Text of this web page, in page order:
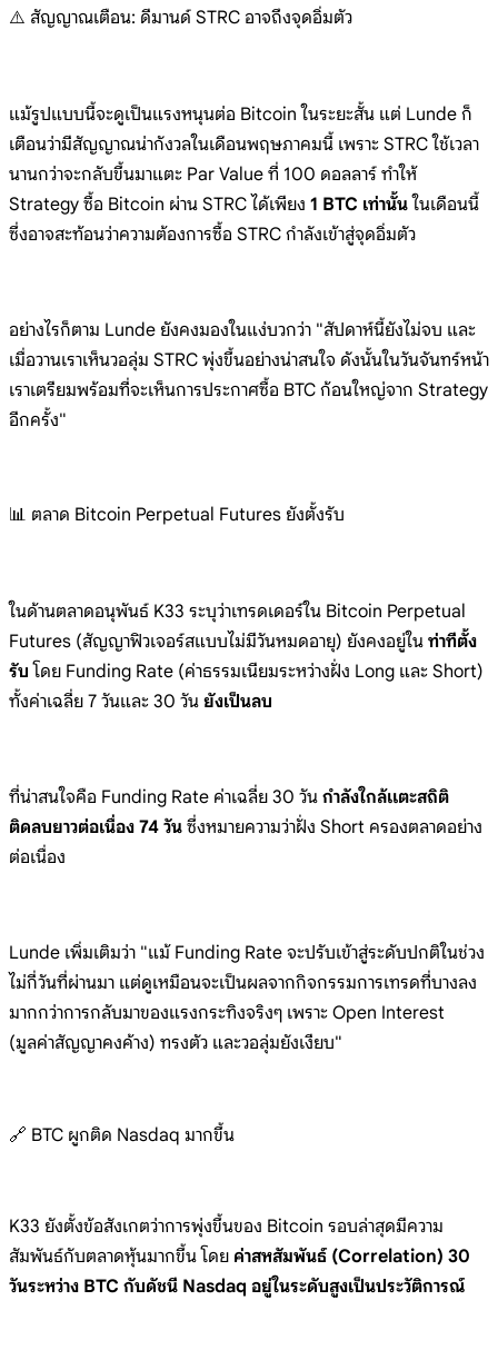
⚠️ สัญญาณเตือน: ดีมานด์ STRC อาจถึงจุดอิ่มตัว
แม้รูปแบบนี้จะดูเป็นแรงหนุนต่อ Bitcoin ในระยะสั้น แต่ Lunde ก็
เตือนว่ามีสัญญาณน่ากังวลในเดือนพฤษภาคมนี้ เพราะ STRC ใช้เวลา
นานกว่าจะกลับขึ้นมาแตะ Par Value ที่ 100 ดอลลาร์ ทำให้
Strategy ซื้อ Bitcoin ผ่าน STRC ได้เพียง 1 BTC เท่านั้นในเดือนนี้
ซึ่งอาจสะท้อนว่าความต้องการซื้อ STRC กำลังเข้าสู่จุดอิ่มตัว
อย่างไรก็ตาม Lunde ยังคงมองในแง่บวกว่า "สัปดาห์นี้ยังไม่จบ และ
เมื่อวานเราเห็นวอลุ่ม STRC พุ่งขึ้นอย่างน่าสนใจ ดังนั้นในวันจันทร์หน้า
เราเตรียมพร้อมที่จะเห็นการประกาศซื้อ BTC ก้อนใหญ่จาก Strategy
อีกครั้ง"
📊 ตลาด Bitcoin Perpetual Futures ยังตั้งรับ
ในด้านตลาดอนุพันธ์ K33 ระบุว่าเทรดเดอร์ใน Bitcoin Perpetual
Futures (สัญญาฟิวเจอร์สแบบไม่มีวันหมดอายุ) ยังคงอยู่ใน ท่าทีตั้ง
รับ โดย Funding Rate (ค่าธรรมเนียมระหว่างฝั่ง Long และ Short)
ทั้งค่าเฉลี่ย 7 วันและ 30 วัน ยังเป็นลบ
ที่น่าสนใจคือ Funding Rate ค่าเฉลี่ย 30 วัน กำลังใกล้แตะสถิติ
ติดลบยาวต่อเนื่อง 74 วัน ซึ่งหมายความว่าฝั่ง Short ครองตลาดอย่าง
ต่อเนื่อง
Lunde เพิ่มเติมว่า "แม้ Funding Rate จะปรับเข้าสู่ระดับปกติในช่วง
ไม่กี่วันที่ผ่านมา แต่ดูเหมือนจะเป็นผลจากกิจกรรมการเทรดที่บางลง
มากกว่าการกลับมาของแรงกระทิงจริงๆ เพราะ Open Interest
(มูลค่าสัญญาคงค้าง) ทรงตัว และวอลุ่มยังเงียบ"
🔗 BTC ผูกติด Nasdaq มากขึ้น
K33 ยังตั้งข้อสังเกตว่าการพุ่งขึ้นของ Bitcoin รอบล่าสุดมีความ
สัมพันธ์กับตลาดหุ้นมากขึ้น โดย ค่าสหสัมพันธ์ (Correlation) 30
วันระหว่าง BTC กับดัชนี Nasdaq อยู่ในระดับสูงเป็นประวัติการณ์